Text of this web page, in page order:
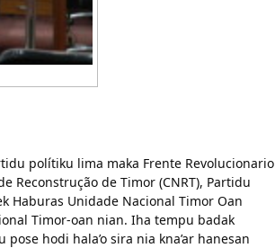
polítiku lima maka Frente Revolucionario
Reconstrução de Timor (CNRT), Partidu
Haburas Unidade Nacional Timor Oan
Timor-oan nian. Iha tempu badak
hodi hala’o sira nia kna’ar hanesan